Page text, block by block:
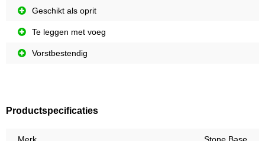
Geschikt als oprit
Te leggen met voeg
Vorstbestendig
Productspecificaties